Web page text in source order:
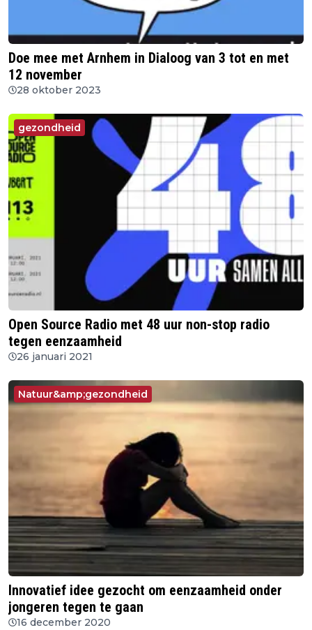
Doe mee met Arnhem in Dialoog van 3 tot en met
12 november
28 oktober 2023
gezondheid
Open Source Radio met 48 uur non-stop radio
tegen eenzaamheid
26 januari 2021
Natuur&amp;gezondheid
Innovatief idee gezocht om eenzaamheid onder
jongeren tegen te gaan
16 december 2020